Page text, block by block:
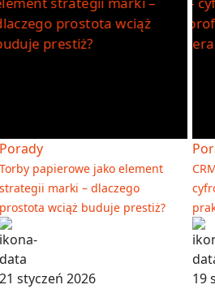
Porady
Torby papierowe jako element
strategii marki – dlaczego
prostota wciąż buduje prestiż?
21 styczeń 2026 19